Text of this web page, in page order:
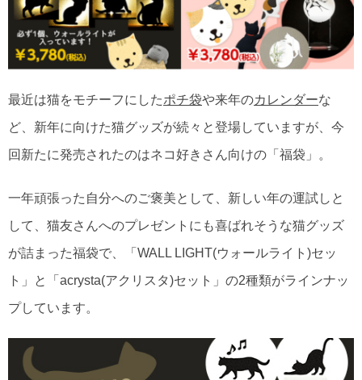
最近は猫をモチーフにしたポチ袋や来年のカレンダーな
ど、新年に向けた猫グッズが続々と登場していますが、今
回新たに発売されたのはネコ好きさん向けの「福袋」。
一年頑張った自分へのご褒美として、新しい年の運試しと
して、猫友さんへのプレゼントにも喜ばれそうな猫グッズ
が詰まった福袋で、「WALL LIGHT(ウォールライト)セッ
ト」と「acrysta(アクリスタ)セット」の2種類がラインナッ
プしています。